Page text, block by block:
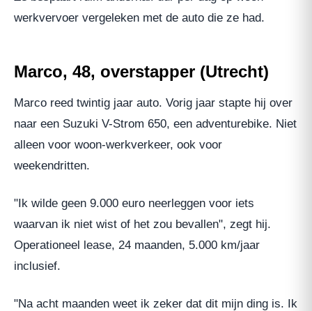
werkvervoer vergeleken met de auto die ze had.
Marco, 48, overstapper (Utrecht)
Marco reed twintig jaar auto. Vorig jaar stapte hij over
naar een Suzuki V-Strom 650, een adventurebike. Niet
alleen voor woon-werkverkeer, ook voor
weekendritten.
"Ik wilde geen 9.000 euro neerleggen voor iets
waarvan ik niet wist of het zou bevallen", zegt hij.
Operationeel lease, 24 maanden, 5.000 km/jaar
inclusief.
"Na acht maanden weet ik zeker dat dit mijn ding is. Ik